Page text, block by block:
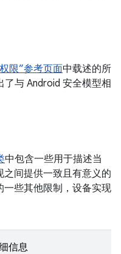
限”参考页面中载述的所
了与 Android 安全模型相
中包含一些用于描述当
间提供一致且有意义的
些其他限制，设备实现
信息